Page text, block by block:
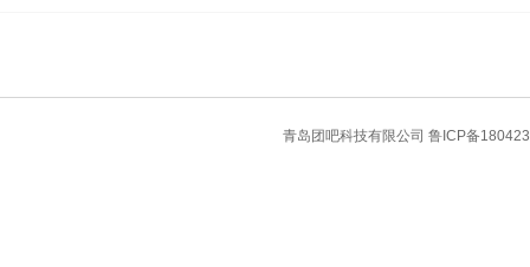
青岛团吧科技有限公司 鲁ICP备